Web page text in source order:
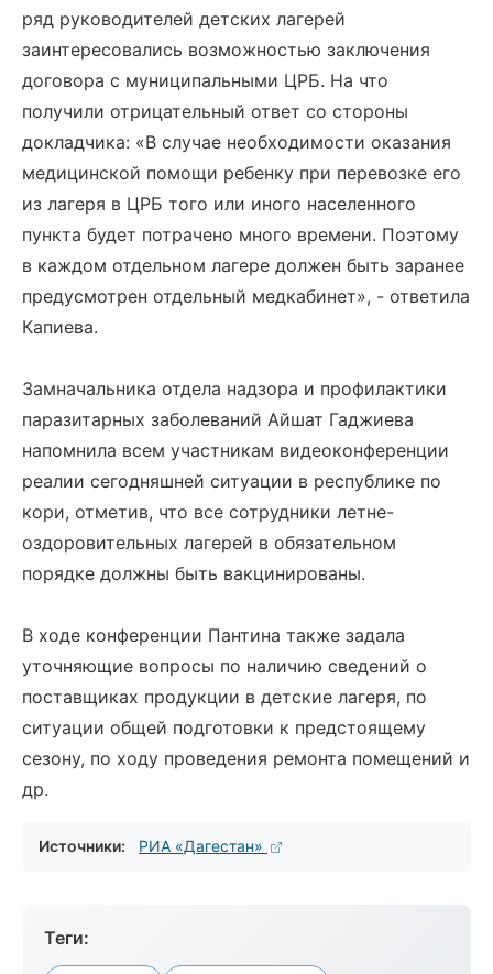
ряд руководителей детских лагерей
заинтересовались возможностью заключения
договора с муниципальными ЦРБ. На что
получили отрицательный ответ со стороны
докладчика: «В случае необходимости оказания
медицинской помощи ребенку при перевозке его
из лагеря в ЦРБ того или иного населенного
пункта будет потрачено много времени. Поэтому
в каждом отдельном лагере должен быть заранее
предусмотрен отдельный медкабинет», - ответила
Капиева.
Замначальника отдела надзора и профилактики
паразитарных заболеваний Айшат Гаджиева
напомнила всем участникам видеоконференции
реалии сегодняшней ситуации в республике по
кори, отметив, что все сотрудники летне-
оздоровительных лагерей в обязательном
порядке должны быть вакцинированы.
В ходе конференции Пантина также задала
уточняющие вопросы по наличию сведений о
поставщиках продукции в детские лагеря, по
ситуации общей подготовки к предстоящему
сезону, по ходу проведения ремонта помещений и
др.
Источники: РИА «Дагестан»
Теги: